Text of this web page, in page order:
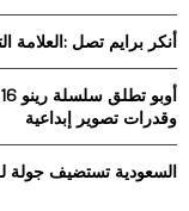
أنكر برايم تصل :العلامة
وقدرات تصوير إبداعية
السعودية تستضيف جولة